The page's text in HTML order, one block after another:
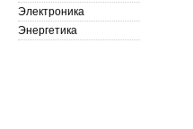
Электроника
Энергетика